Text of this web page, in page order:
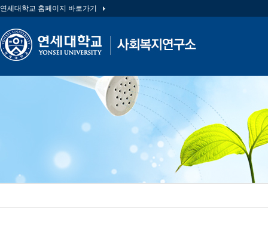
연세대학교 홈페이지 바로가기